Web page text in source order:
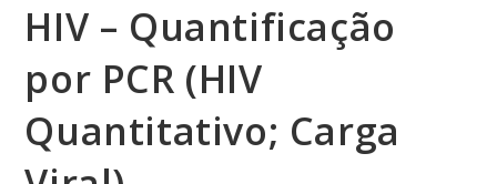
HIV – Quantificação
por PCR (HIV
Quantitativo; Carga